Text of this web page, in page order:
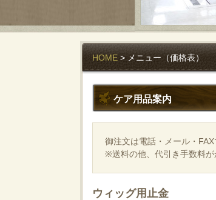
HOME > メニュー（価格表）
ケア用品案内
御注文は電話・メール・
※送料の他、代引き手数料が
ウィッグ用止金